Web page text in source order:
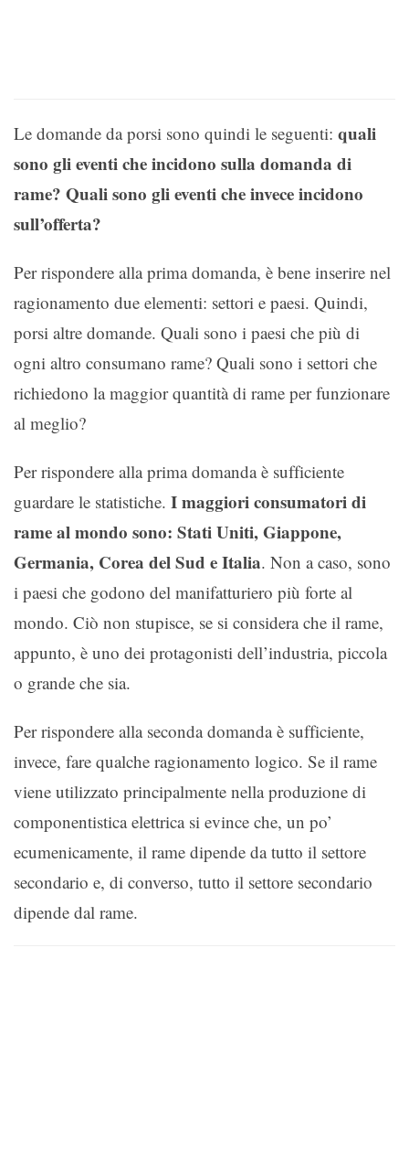
Le domande da porsi sono quindi le seguenti: quali
sono gli eventi che incidono sulla domanda di
rame? Quali sono gli eventi che invece incidono
sull’offerta?
Per rispondere alla prima domanda, è bene inserire nel
ragionamento due elementi: settori e paesi. Quindi,
porsi altre domande. Quali sono i paesi che più di
ogni altro consumano rame? Quali sono i settori che
richiedono la maggior quantità di rame per funzionare
al meglio?
Per rispondere alla prima domanda è sufficiente
guardare le statistiche. I maggiori consumatori di
rame al mondo sono: Stati Uniti, Giappone,
Germania, Corea del Sud e Italia. Non a caso, sono
i paesi che godono del manifatturiero più forte al
mondo. Ciò non stupisce, se si considera che il rame,
appunto, è uno dei protagonisti dell’industria, piccola
o grande che sia.
Per rispondere alla seconda domanda è sufficiente,
invece, fare qualche ragionamento logico. Se il rame
viene utilizzato principalmente nella produzione di
componentistica elettrica si evince che, un po’
ecumenicamente, il rame dipende da tutto il settore
secondario e, di converso, tutto il settore secondario
dipende dal rame.